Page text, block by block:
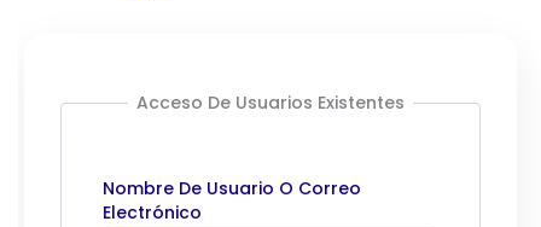
Acceso De Usuarios Existentes
Nombre De Usuario O Correo
Electrónico